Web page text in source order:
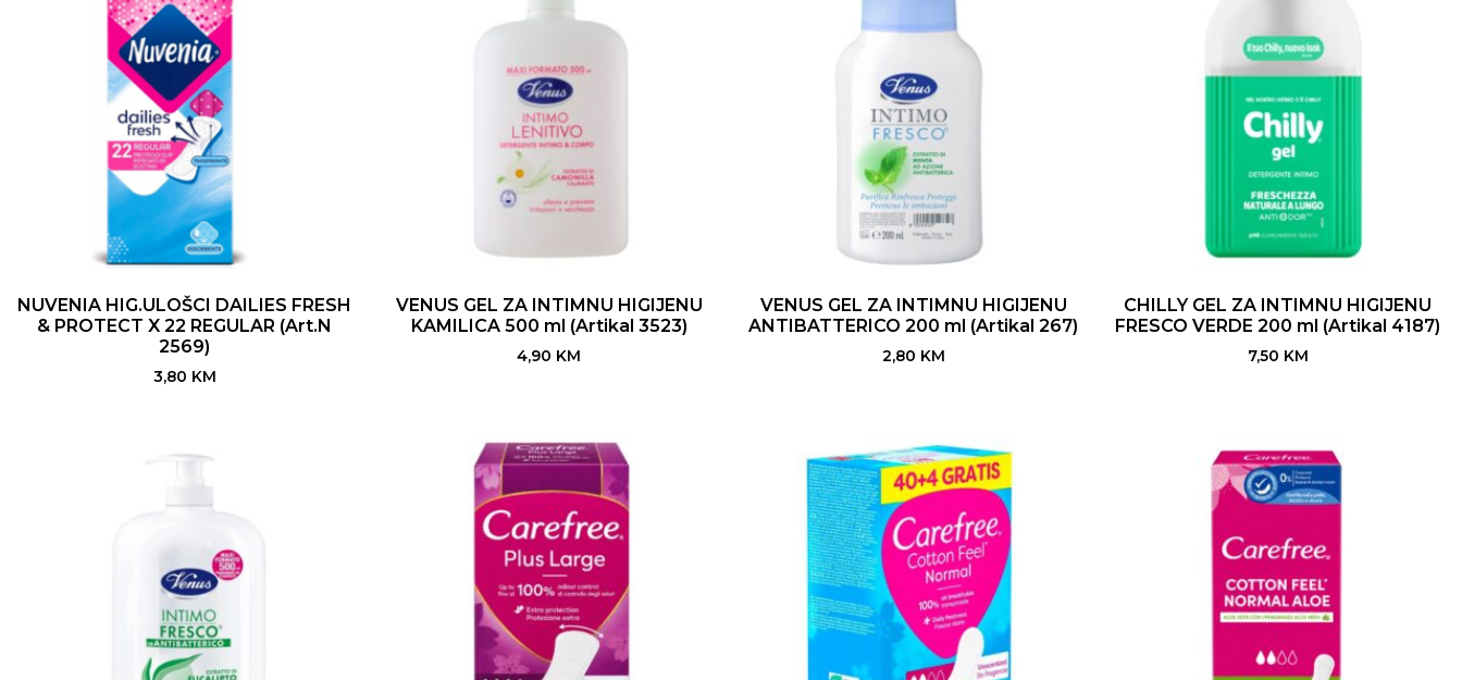
NUVENIA HIG.ULOŠCI DAILIES FRESH
& PROTECT X 22 REGULAR (Art.N
2569)
3,80 KM
VENUS GEL ZA INTIMNU HIGIJENU
KAMILICA 500 ml (Artikal 3523)
4,90 KM
VENUS GEL ZA INTIMNU HIGIJENU
ANTIBATTERICO 200 ml (Artikal 267)
2,80 KM
CHILLY GEL ZA INTIMNU HIGIJENU
FRESCO VERDE 200 ml (Artikal 4187)
7,50 KM